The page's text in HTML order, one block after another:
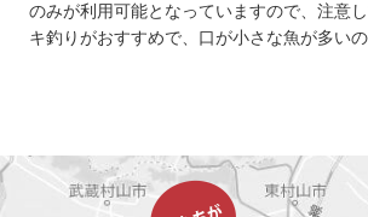
のみが利用可能となっていますので、注意
キ釣りがおすすめで、口が小さな魚が多い